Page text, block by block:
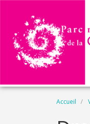
Fil d'Ariane
Accueil